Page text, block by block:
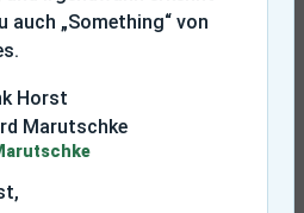
auch „Something“ von
Horst
Marutschke